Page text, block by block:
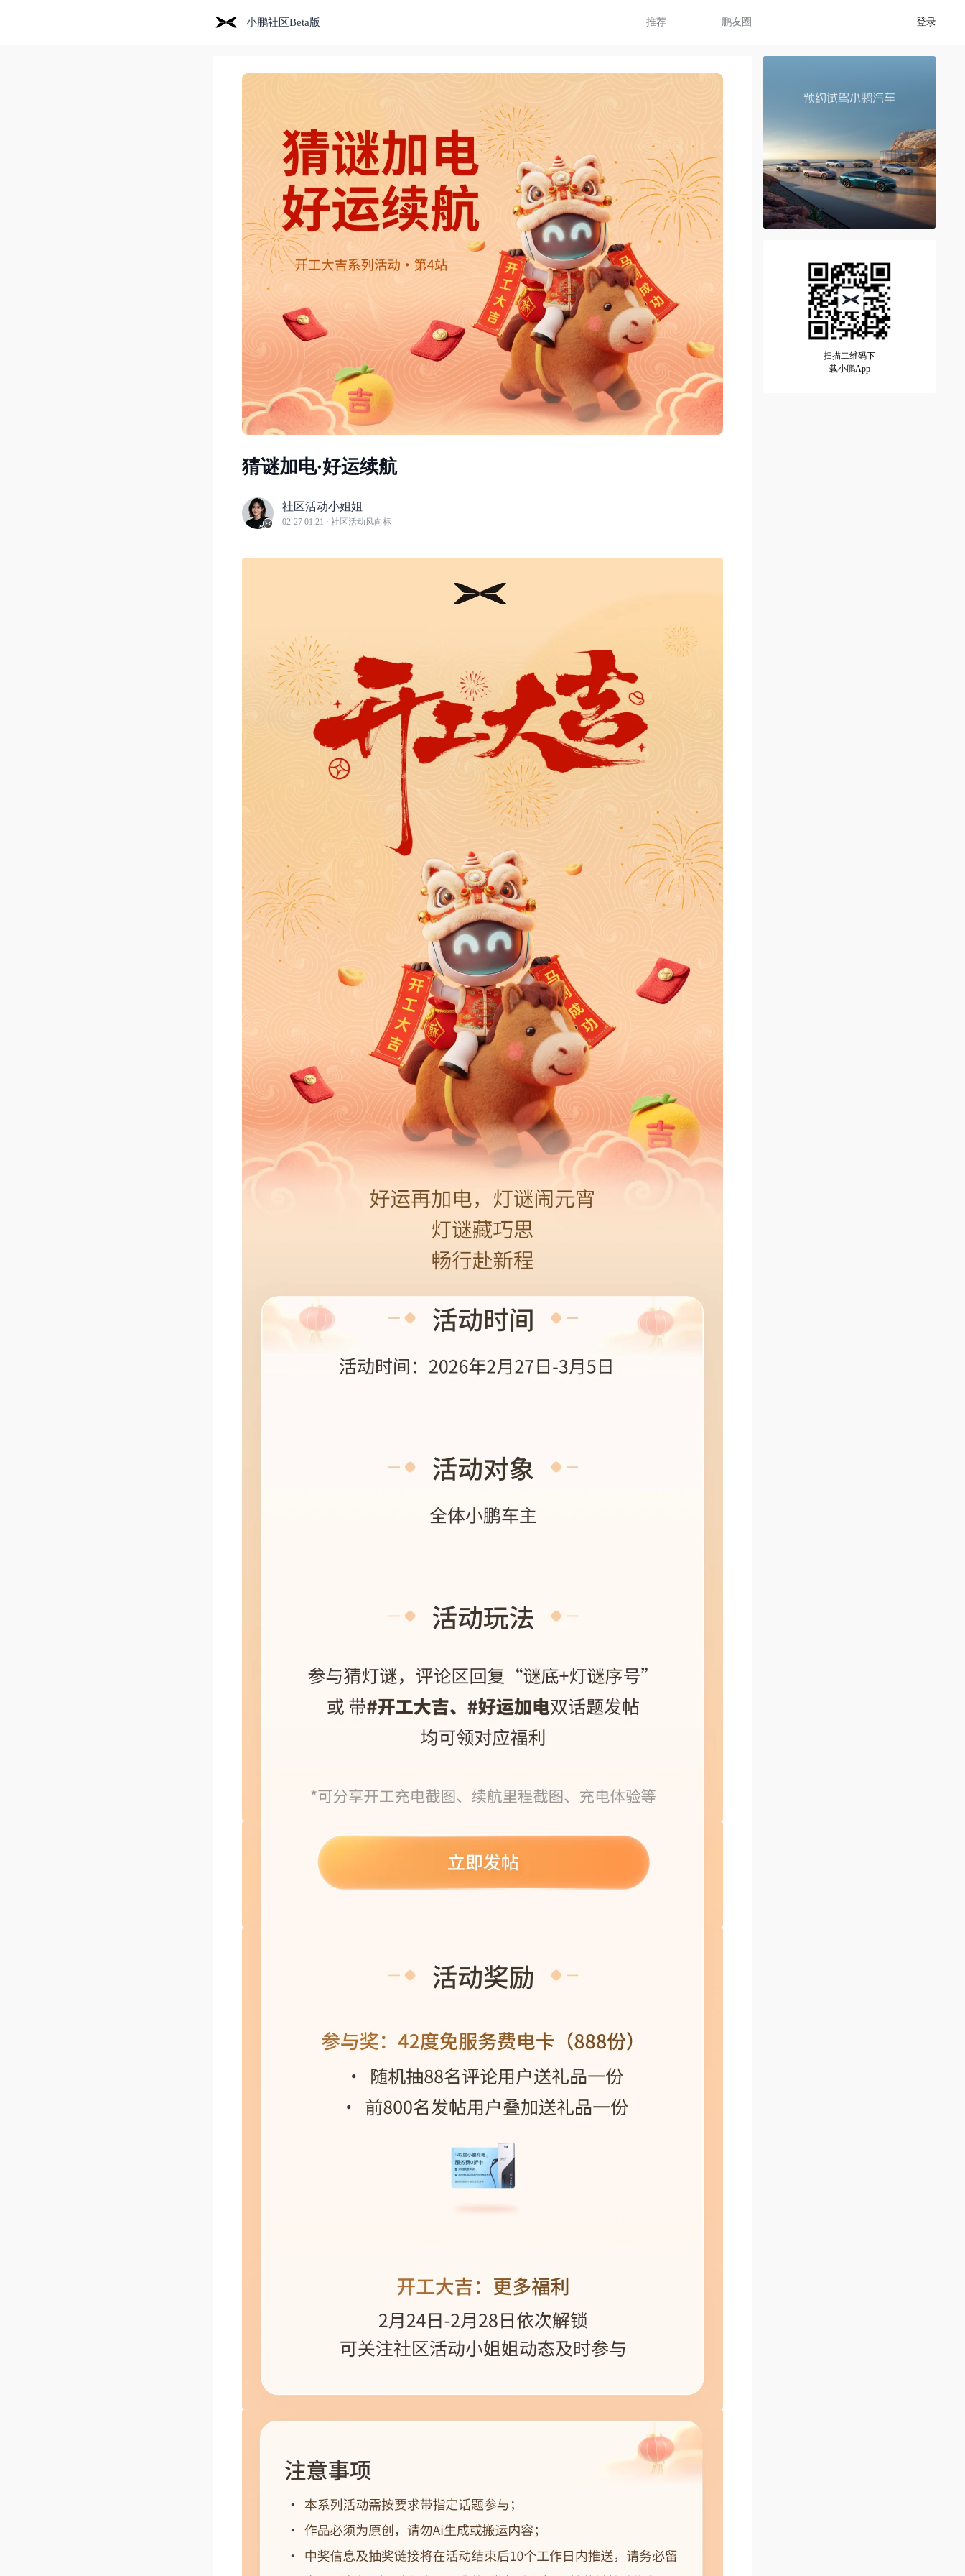
小鹏社区Beta版 推荐 鹏友圈 登录
猜谜加电·好运续航
社区活动小姐姐
02-27 01:21 · 社区活动风向标
扫描二维码下
载小鹏App